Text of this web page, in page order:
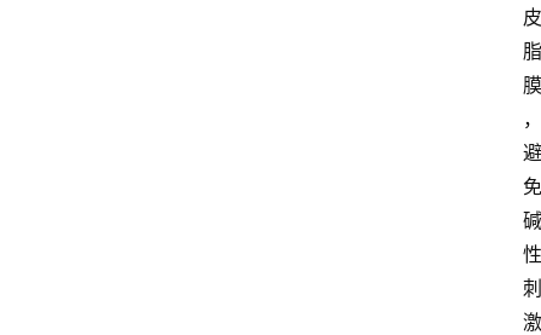
皮
脂
膜
，
避
免
碱
性
刺
激